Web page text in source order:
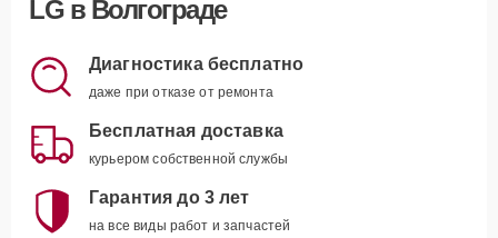
LG в Волгограде
Диагностика бесплатно
даже при отказе от ремонта
Бесплатная доставка
курьером собственной службы
Гарантия до 3 лет
на все виды работ и запчастей